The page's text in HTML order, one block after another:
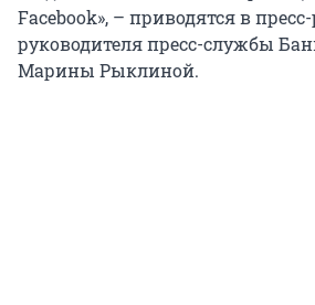
Facebook», – приводятся в
руководителя пресс-службы
Марины Рыклиной.